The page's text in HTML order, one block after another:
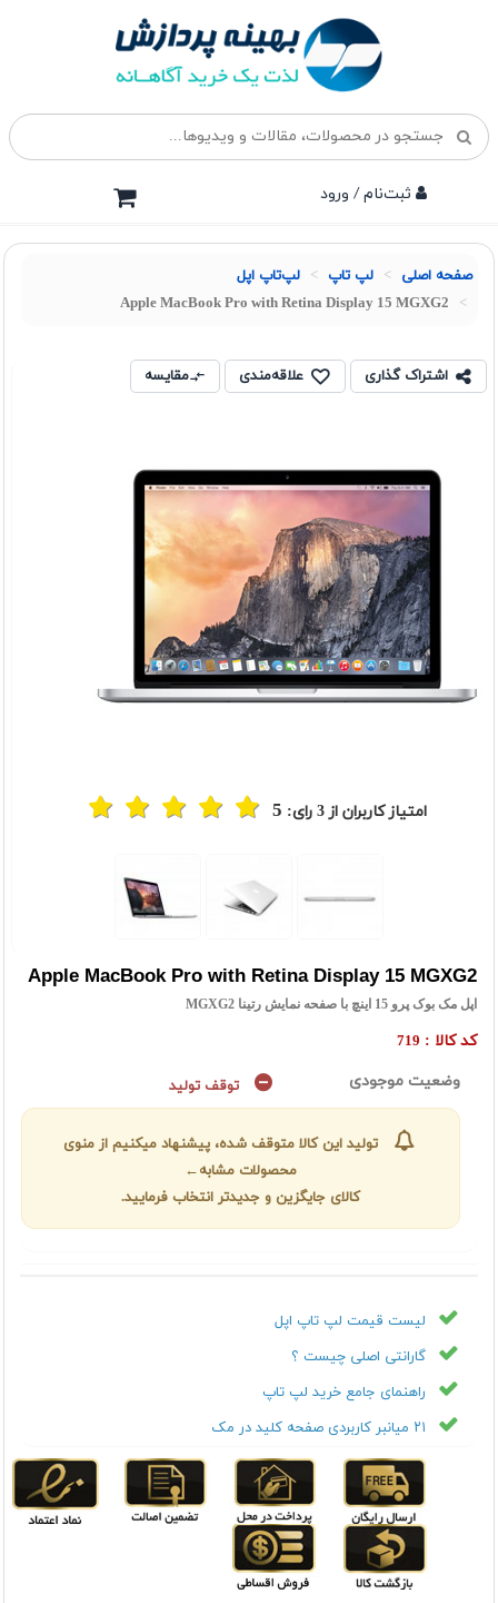
ثبت‌نام / ورود
صفحه اصلی لپ تاپ لپ‌تاپ اپل
Apple MacBook Pro with Retina Display 15 MGXG2
اشتراک گذاری علاقه‌مندی مقایسه
امتیاز کاربران از3 رای: 5
Apple MacBook Pro with Retina Display 15 MGXG2
اپل مک بوک پرو 15 اینچ با صفحه نمایش رتینا MGXG2
کد کالا : 719
وضعیت موجودی توقف تولید
تولید این کالا متوقف شده، پیشنهاد میکنیم از منوی
محصولات مشابه←
کالای جایگزین و جدیدتر انتخاب فرمایید.
لیست قیمت لپ تاپ اپل
گارانتی اصلی چیست ؟
راهنمای جامع خرید لپ تاپ
۲۱ میانبر کاربردی صفحه کلید در مک